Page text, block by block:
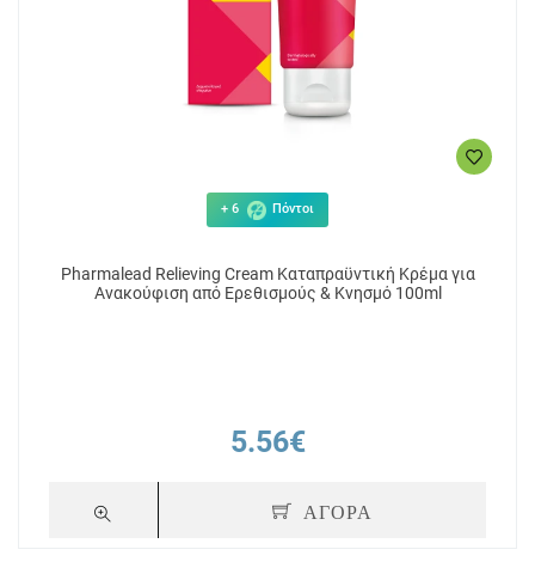
+ 6 Πόντοι
Pharmalead Relieving Cream Καταπραϋντική Κρέμα για
Ανακούφιση από Ερεθισμούς & Κνησμό 100ml
5.56€
ΑΓΟΡΑ